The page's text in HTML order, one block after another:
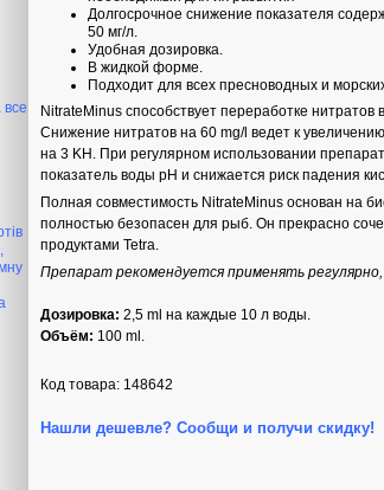
все
Долгосрочное снижение показателя
50 мг/л.
Удобная дозировка.
В жидкой форме.
Подходит для всех пресноводных и
NitrateMinus способствует переработке
Снижение нитратов на 60 mg/l ведет к
на 3 KH. При регулярном использовании
показатель воды pH и снижается риск падения
Полная совместимость NitrateMinus основан на
полностью безопасен для рыб. Он прекрасно
продуктами Tetra.
Препарат рекомендуется применять
Дозировка: 2,5 ml на каждые 10 л воды.
Объём: 100 ml.
Код товара: 148642
Нашли дешевле? Сообщи и получи скидку!